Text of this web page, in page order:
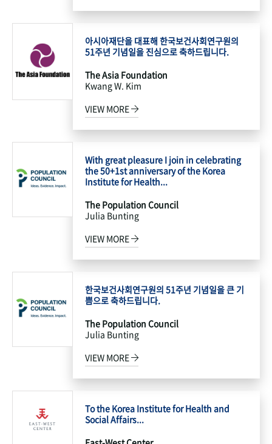
아시아재단을 대표해 한국보건사회연구원의
51주년 기념일을 진심으로 축하드립니다.
The Asia Foundation
Kwang W. Kim
VIEW MORE
With great pleasure I join in celebrating
the 50+1st anniversary of the Korea
Institute for Health...
The Population Council
Julia Bunting
VIEW MORE
한국보건사회연구원의 51주년 기념일을 큰 기
쁨으로 축하드립니다.
The Population Council
Julia Bunting
VIEW MORE
To the Korea Institute for Health and
Social Affairs...